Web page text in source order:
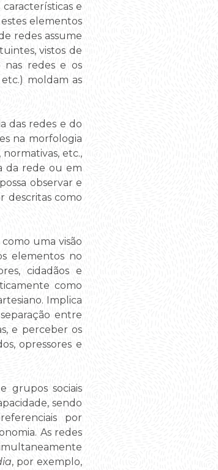
e
elementos
redes assume
vistos de
nas redes e os
moldam as
das redes e do
na morfologia
etc.,
da rede ou em
observar e
descritas como
uma visão
elementos no
cidadãos e
como
Implica
entre
e perceber os
opressores e
grupos sociais
sendo
por
As redes
, por exemplo,